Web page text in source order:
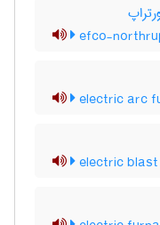
efco-
electric arc
electric